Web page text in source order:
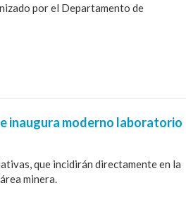
por el Departamento de
inaugura moderno laboratorio
que incidirán directamente en la
minera.